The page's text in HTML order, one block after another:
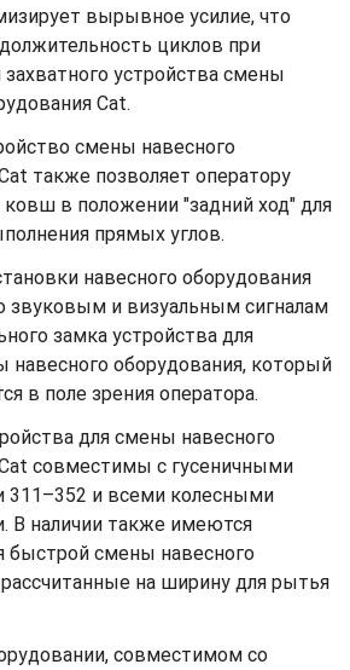
вырывное усилие, что
циклов при
захватного устройства смены
Cat.
смены навесного
также позволяет оператору
ковш в положении "задний ход" для
прямых углов.
навесного оборудования
звуковым и визуальным сигналам
замка устройства для
оборудования, который
в поле зрения оператора.
для смены навесного
совместимы с гусеничными
311–352 и всеми колесными
В наличии также имеются
быстрой смены навесного
на ширину для рытья
совместимом со